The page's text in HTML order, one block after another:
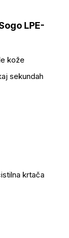
LPE-
kože
sekundah
krtača